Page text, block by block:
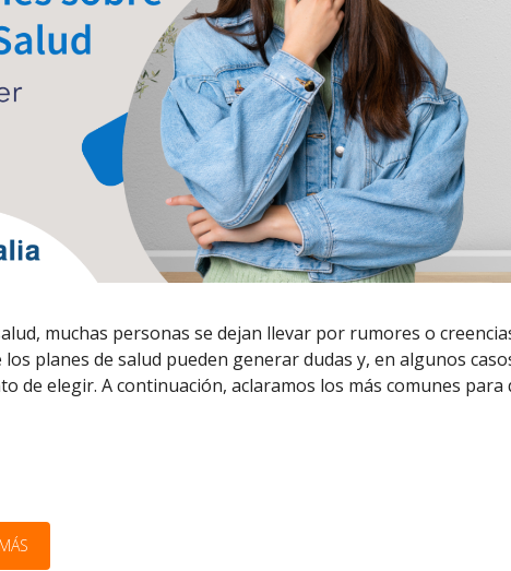
muchas personas se dejan llevar por rumores o
planes de salud pueden generar dudas y, en algunos
de elegir. A continuación, aclaramos los más comunes para